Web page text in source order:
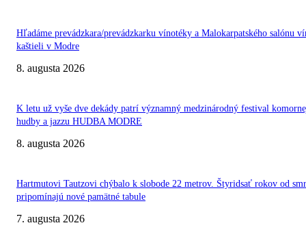
Hľadáme prevádzkara/prevádzkarku vínotéky a Malokarpatského salónu
kaštieli v Modre
8. augusta 2026
K letu už vyše dve dekády patrí významný medzinárodný festival
hudby a jazzu HUDBA MODRE
8. augusta 2026
Hartmutovi Tautzovi chýbalo k slobode 22 metrov. Štyridsať rokov od
pripomínajú nové pamätné tabule
7. augusta 2026